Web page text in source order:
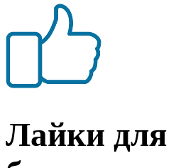
Лайки для